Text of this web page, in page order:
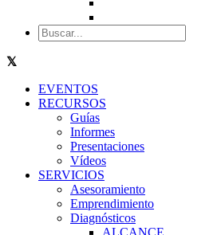
EVENTOS
RECURSOS
Guías
Informes
Presentaciones
Vídeos
SERVICIOS
Asesoramiento
Emprendimiento
Diagnósticos
ALCANCE